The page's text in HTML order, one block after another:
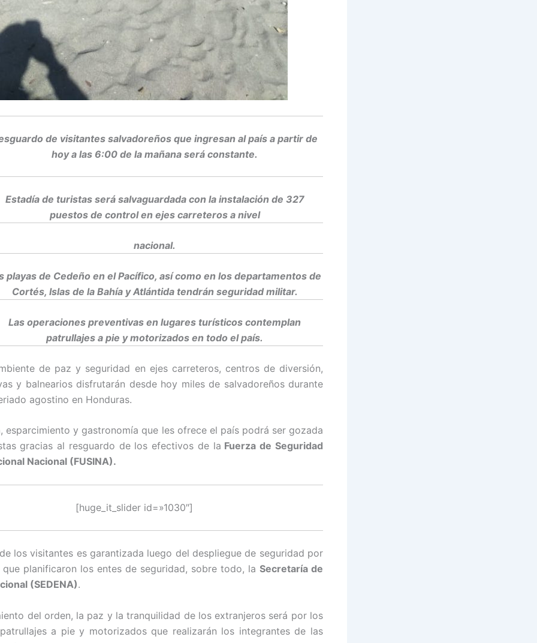
de visitantes salvadoreños que ingresan al país a partir de
hoy a las 6:00 de la mañana será constante.
Estadía de turistas será salvaguardada con la instalación de 327
puestos de control en ejes carreteros a nivel
nacional.
playas de Cedeño en el Pacífico, así como en los departamentos de
Cortés, Islas de la Bahía y Atlántida tendrán seguridad militar.
Las operaciones preventivas en lugares turísticos contemplan
patrullajes a pie y motorizados en todo el país.
de paz y seguridad en ejes carreteros, centros de diversión,
y balnearios disfrutarán desde hoy miles de salvadoreños durante
agostino en Honduras.
esparcimiento y gastronomía que les ofrece el país podrá ser gozada
gracias al resguardo de los efectivos de la Fuerza de Seguridad
Nacional (FUSINA).
[huge_it_slider id=»1030″]
los visitantes es garantizada luego del despliegue de seguridad por
planificaron los entes de seguridad, sobre todo, la Secretaría de
(SEDENA).
del orden, la paz y la tranquilidad de los extranjeros será por los
a pie y motorizados que realizarán los integrantes de las